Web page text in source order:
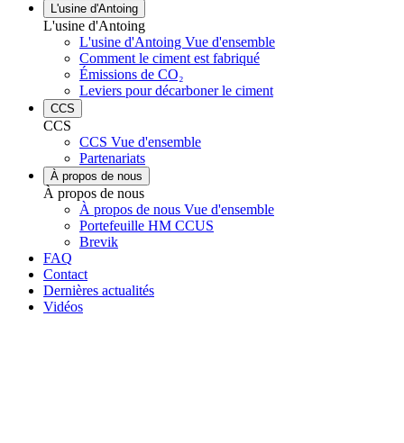
L'usine d'Antoing
L'usine d'Antoing
L'usine d'Antoing Vue d'ensemble
Comment le ciment est fabriqué
Émissions de CO₂
Leviers pour décarboner le ciment
CCS
CCS
CCS Vue d'ensemble
Partenariats
À propos de nous
À propos de nous
À propos de nous Vue d'ensemble
Portefeuille HM CCUS
Brevik
FAQ
Contact
Dernières actualités
Vidéos